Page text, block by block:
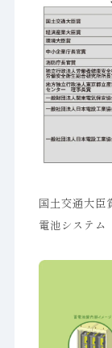
国土交通大臣
電池システム